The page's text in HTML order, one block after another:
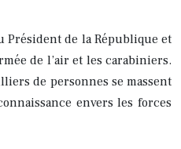
Président de la République et
de l’air et les carabiniers.
de personnes se massent
envers les forces